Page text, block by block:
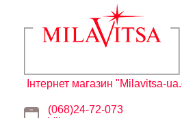
Інтернет магазин "Milavitsa-
(068)24-72-073